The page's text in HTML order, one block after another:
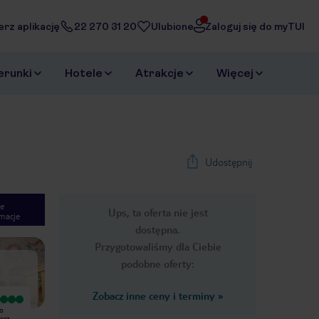
aplikację 22 270 31 20 Ulubione Zaloguj się do myTUI
Hotele Atrakcje Więcej
Udostępnij
Ups, ta oferta nie jest
dostępna.
Przygotowaliśmy dla Ciebie
podobne oferty:
Zobacz inne ceny i terminy »
Next slide
1/38
Wyjątkowy